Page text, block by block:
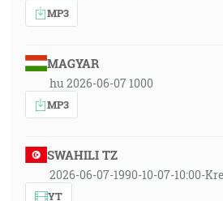
MP3
MAGYAR
hu 2026-06-07 1000
MP3
SWAHILI TZ
2026-06-07-1990-10-07-10:00-
YT